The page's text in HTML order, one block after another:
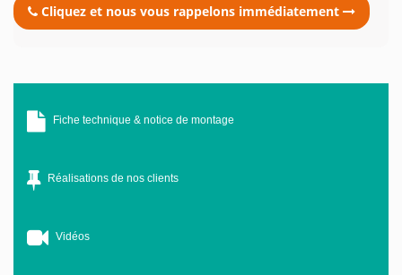
Cliquez et nous vous rappelons immédiatement
Fiche technique & notice de montage
Réalisations de nos clients
Vidéos